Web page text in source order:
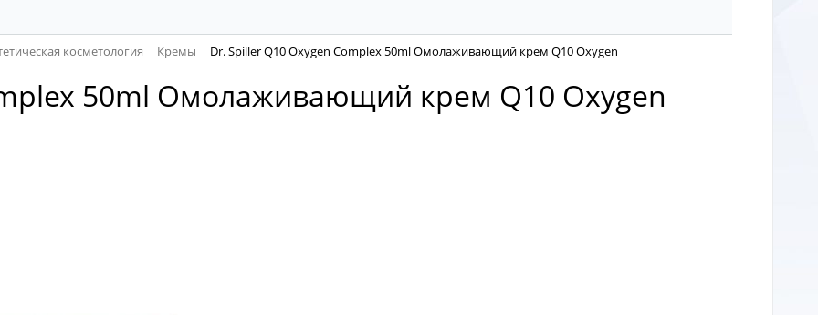
косметология Кремы Dr. Spiller Q10 Oxygen Complex 50ml Омолаживающий крем Q10 Oxygen
50ml Омолаживающий крем Q10 Oxygen